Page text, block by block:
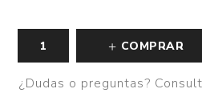
COMPRAR
¿Dudas o preguntas?